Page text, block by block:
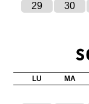
29
30
LU MA